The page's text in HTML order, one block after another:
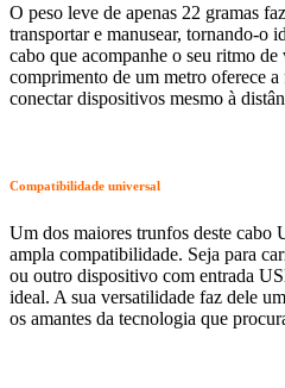
O peso leve de apenas 22 gramas
transportar e manusear, tornando-o
cabo que acompanhe o seu ritmo
comprimento de um metro oferece
conectar dispositivos mesmo à
Compatibilidade universal
Um dos maiores trunfos deste cabo
ampla compatibilidade. Seja para
ou outro dispositivo com entrada
ideal. A sua versatilidade faz dele
os amantes da tecnologia que